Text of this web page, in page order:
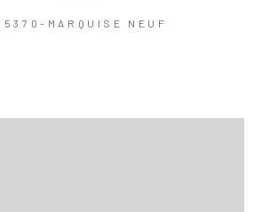
MARQUISE NEUF